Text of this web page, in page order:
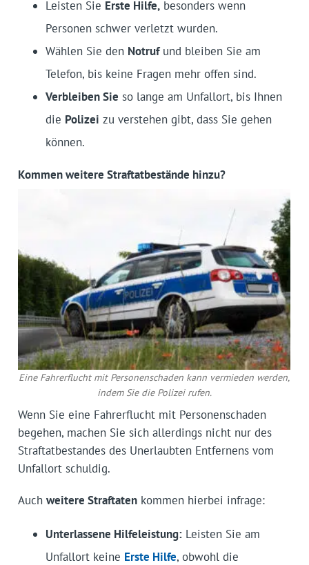
Leisten Sie Erste Hilfe,besonders wenn
Personen schwer verletzt wurden.
Wählen Sie den Notrufund bleiben Sie am
Telefon, bis keine Fragen mehr offen sind.
Verbleiben Sie so lange am Unfallort, bis Ihnen
die Polizei zu verstehen gibt, dass Sie gehen
können.
Kommen weitere Straftatbestände hinzu?
Eine Fahrerflucht mit Personenschaden kann vermieden werden,
indem Sie die Polizei rufen.
Wenn Sie eine Fahrerflucht mit Personenschaden
begehen, machen Sie sich allerdings nicht nur des
Straftatbestandes des Unerlaubten Entfernens vom
Unfallort schuldig.
Auch weitere Straftatenkommen hierbei infrage:
Unterlassene Hilfeleistung:Leisten Sie am
Unfallort keine Erste Hilfe, obwohl die